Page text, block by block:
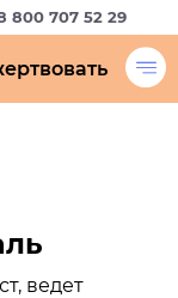
800 707 52 29
ведет